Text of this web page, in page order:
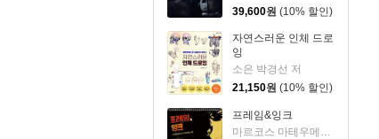
39,600원 (10% 할인)
자연스러운 인체 드로
잉
소은 박경선 저
21,150원 (10% 할인)
프레임&잉크
마르코스 마테우메스트리 저/안예나 역